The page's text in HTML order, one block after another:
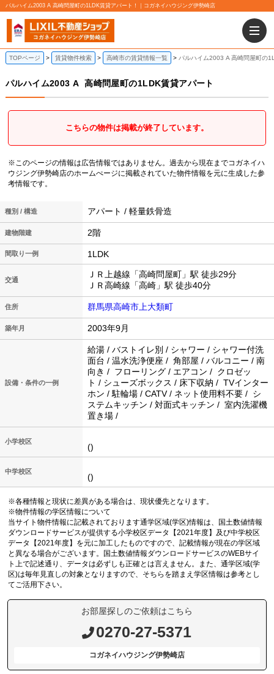
パルハイム2003 A 高崎問屋町の1LDK賃貸アパート！｜コガネイハウジング伊勢崎店
TOPページ 賃貸物件検索 高崎市の賃貸情報一覧 パルハイム2003 A 高崎問屋町の
パルハイム2003 A 高崎問屋町の1LDK賃貸アパート
こちらの物件は掲載が終了しています。
※このページの情報は広告情報ではありません。過去から現在までコガネイハ
ウジング伊勢崎店のホームぺージに掲載されていた物件情報を元に生成した参
考情報です。
種別 / 構造 アパート / 軽量鉄骨造
建物階建 2階
間取り一例 1LDK
交通
ＪＲ上越線「高崎問屋町」駅 徒歩29分
ＪＲ高崎線「高崎」駅 徒歩40分
住所 群馬県高崎市上大類町
築年月 2003年9月
設備・条件の一例
給湯 / バストイレ別 / シャワー / シャワー付洗
面台 / 温水洗浄便座 / 角部屋 / バルコニー / 南
向き / フローリング / エアコン / クロゼッ
ト / シューズボックス / 床下収納 / TVインター
ホン / 駐輪場 / CATV / ネット使用料不要 / シ
ステムキッチン / 対面式キッチン / 室内洗濯機
置き場 /
小学校区
()
中学校区
()
※各種情報と現状に差異がある場合は、現状優先となります。
※物件情報の学区情報について
当サイト物件情報に記載されております通学区域(学区)情報は、国土数値情報
ダウンロードサービスが提供する小学校区データ【2021年度】及び中学校区
データ【2021年度】を元に加工したものですので、記載情報が現在の学区域
と異なる場合がございます。国土数値情報ダウンロードサービスのWEBサイ
ト上で記述通り、データは必ずしも正確とは言えません。また、通学区域(学
区)は毎年見直しの対象となりますので、そちらを踏まえ学区情報は参考とし
てご活用下さい。
お部屋探しのご依頼はこちら
0270-27-5371
コガネイハウジング伊勢崎店